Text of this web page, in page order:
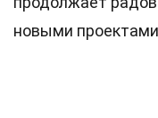
новыми